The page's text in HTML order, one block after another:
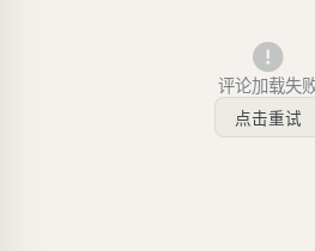
评论加载失
点击重试